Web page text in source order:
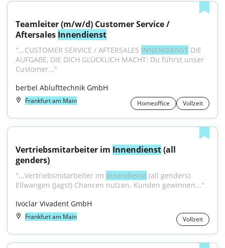
Teamleiter (m/w/d) Customer Service /
Aftersales Innendienst
"...CUSTOMER SERVICE / AFTERSALES INNENDIENST DIE
AUFGABE, DIE DICH GLÜCKLICH MACHT: Du führst unser
Customer..."
berbel Ablufttechnik GmbH
Frankfurt am Main Homeoffice Vollzeit
Vertriebsmitarbeiter im Innendienst (all
genders)
"...Vertriebsmitarbeiter im Innendienst (all genders)
Ellwangen (Jagst) Chancen nutzen. Kunden gewinnen..."
Ivoclar Vivadent GmbH
Frankfurt am Main Vollzeit